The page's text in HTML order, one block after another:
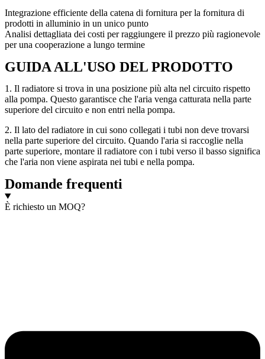
Integrazione efficiente della catena di fornitura per la fornitura di
prodotti in alluminio in un unico punto
Analisi dettagliata dei costi per raggiungere il prezzo più ragionevole
per una cooperazione a lungo termine
GUIDA ALL'USO DEL PRODOTTO
1. Il radiatore si trova in una posizione più alta nel circuito rispetto
alla pompa. Questo garantisce che l'aria venga catturata nella parte
superiore del circuito e non entri nella pompa.
2. Il lato del radiatore in cui sono collegati i tubi non deve trovarsi
nella parte superiore del circuito. Quando l'aria si raccoglie nella
parte superiore, montare il radiatore con i tubi verso il basso significa
che l'aria non viene aspirata nei tubi e nella pompa.
Domande frequenti
È richiesto un MOQ?